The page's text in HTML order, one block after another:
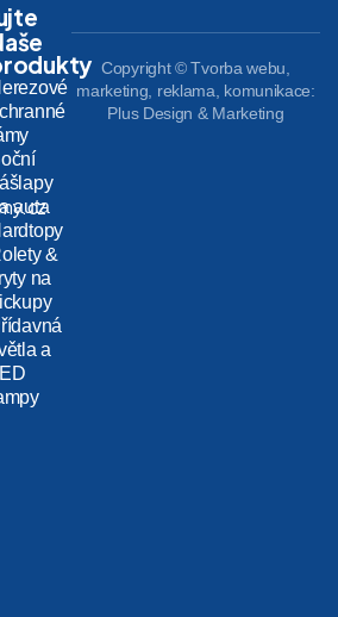
auta
&
na
a
Copyright © Tvorba webu,
marketing, reklama, komunikace:
Plus Design & Marketing